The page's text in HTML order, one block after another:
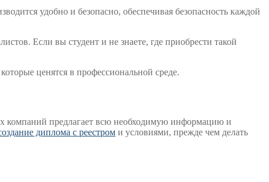
удобно и безопасно, обеспечивая безопасность каждой
Если вы студент и не знаете, где приобрести такой
ценятся в профессиональной среде.
компаний предлагает всю необходимую информацию и
диплома с реестром и условиями, прежде чем делать